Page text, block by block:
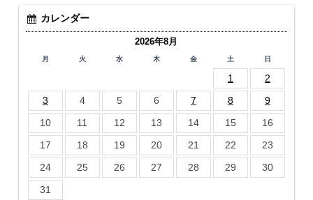
カレンダー
2026年8月
月 火 水 木 金 土 日
1
2
3
4 5 6 7 8
9
10
11 12 13 14 15
16
17
18 19 20 21 22
23
24
25 26 27 28 29
30
31